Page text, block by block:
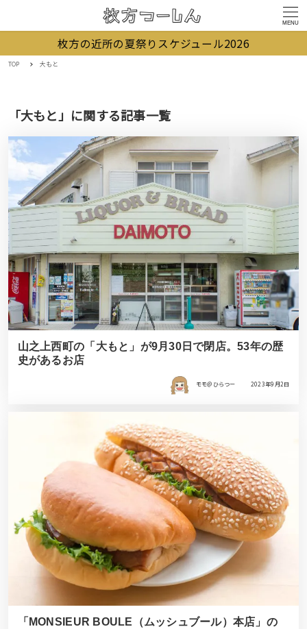
MENU
枚方の近所の夏祭りスケジュール2026
TOP 大もと
「大もと」に関する記事一覧
山之上西町の「大もと」が9月30日で閉店。53年の歴
史があるお店
モモ＠ひらつー 2023年9月2日
「MONSIEUR BOULE（ムッシュブール）本店」の